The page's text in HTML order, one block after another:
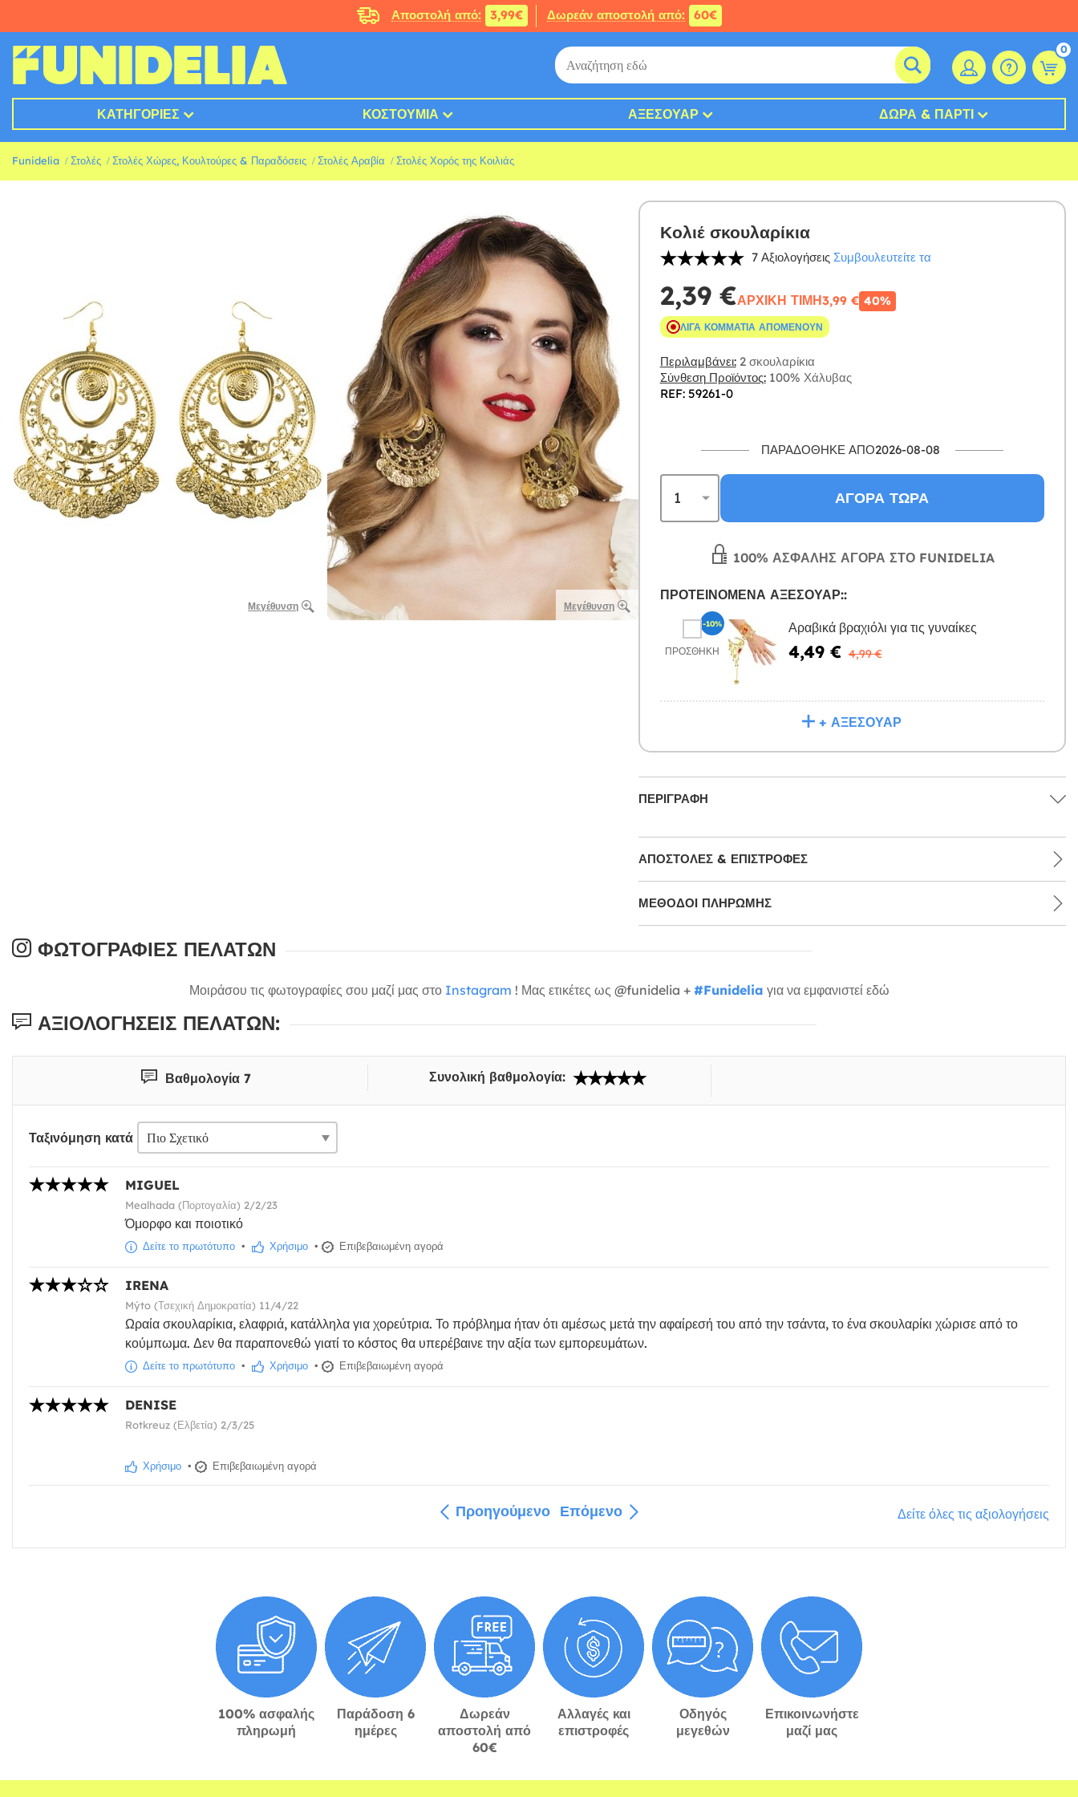
Αποστολή από: 3,99€ Δωρεάν αποστολή από: 60€
0
ΚΑΤΗΓΟΡΊΕΣ ΚΟΣΤΟΎΜΙΑ ΑΞΕΣΟΥΆΡ ΔΏΡΑ & ΠΆΡΤΙ
Funidelia Στολές Στολές Χώρες, Κουλτούρες & Παραδόσεις Στολές Αραβία Στολές Χορός της Κοιλιάς
Μεγέθυνση Μεγέθυνση
Κολιέ σκουλαρίκια
7 Αξιολογήσεις Συμβουλευτείτε τα
2,39 €ΑΡΧΙΚΉ ΤΙΜΉ3,99 € 40%
ΛΊΓΑ ΚΟΜΜΆΤΙΑ ΑΠΟΜΈΝΟΥΝ
Περιλαμβάνει:2 σκουλαρίκια
Σύνθεση Προϊόντος:100% Χάλυβας
REF: 59261-0
ΠΑΡΑΔΌΘΗΚΕ ΑΠΌ2026-08-08
ΑΓΟΡΆ ΤΏΡΑ
100% ΑΣΦΑΛΉΣ ΑΓΟΡΆ ΣΤΟ FUNIDELIA
ΠΡΟΤΕΙΝΌΜΕΝΑ ΑΞΕΣΟΥΆΡ::
ΠΡΟΣΘΉΚΗ
Αραβικά βραχιόλι για τις γυναίκες
4,49 € 4,99 €
-10%
+ ΑΞΕΣΟΥΆΡ
ΠΕΡΙΓΡΑΦΉ
ΑΠΟΣΤΟΛΈΣ & ΕΠΙΣΤΡΟΦΈΣ
ΜΕΘΌΔΟΙ ΠΛΗΡΩΜΉΣ
ΦΩΤΟΓΡΑΦΊΕΣ ΠΕΛΑΤΏΝ
Μοιράσου τις φωτογραφίες σου μαζί μας στο Instagram ! Μας ετικέτες ως @funidelia + #Funidelia για να εμφανιστεί εδώ
ΑΞΙΟΛΟΓΉΣΕΙΣ ΠΕΛΑΤΏΝ:
Βαθμολογία 7 Συνολική βαθμολογία:
Ταξινόμηση κατά
MIGUEL
Mealhada (Πορτογαλία) 2/2/23
Όμορφο και ποιοτικό
Δείτε το πρωτότυπο • Χρήσιμο • Επιβεβαιωμένη αγορά
IRENA
Mýto (Τσεχική Δημοκρατία) 11/4/22
Ωραία σκουλαρίκια, ελαφριά, κατάλληλα για χορεύτρια. Το πρόβλημα ήταν ότι αμέσως μετά την αφαίρεσή του από την τσάντα, το ένα σκουλαρίκι χώρισε από το
κούμπωμα. Δεν θα παραπονεθώ γιατί το κόστος θα υπερέβαινε την αξία των εμπορευμάτων.
Δείτε το πρωτότυπο • Χρήσιμο • Επιβεβαιωμένη αγορά
DENISE
Rotkreuz (Ελβετία) 2/3/25
Χρήσιμο • Επιβεβαιωμένη αγορά
Προηγούμενο Επόμενο Δείτε όλες τις αξιολογήσεις
100% ασφαλής
πληρωμή
Παράδοση 6
ημέρες
Δωρεάν
αποστολή από
60€
Αλλαγές και
επιστροφές
Οδηγός
μεγεθών
Επικοινωνήστε
μαζί μας